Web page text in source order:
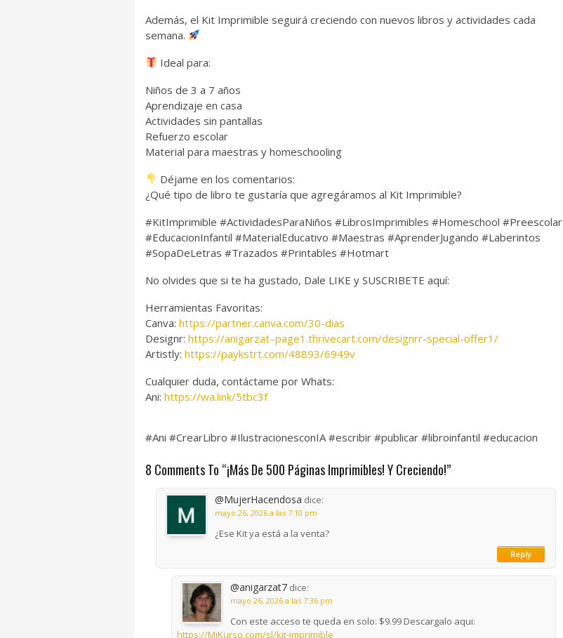
Además, el Kit Imprimible seguirá creciendo con nuevos libros y actividades cada
semana.
Ideal para:
Niños de 3 a 7 años
Aprendizaje en casa
Actividades sin pantallas
Refuerzo escolar
Material para maestras y homeschooling
Déjame en los comentarios:
¿Qué tipo de libro te gustaría que agregáramos al Kit Imprimible?
#KitImprimible #ActividadesParaNiños #LibrosImprimibles #Homeschool #Preescolar
#EducacionInfantil #MaterialEducativo #Maestras #AprenderJugando #Laberintos
#SopaDeLetras #Trazados #Printables #Hotmart
No olvides que si te ha gustado, Dale LIKE y SUSCRIBETE aquí:
Herramientas Favoritas:
Canva: https://partner.canva.com/30-dias
Designr: https://anigarzat–page1.thrivecart.com/designrr-special-offer1/
Artistly: https://paykstrt.com/48893/6949v
Cualquier duda, contáctame por Whats:
Ani: https://wa.link/5tbc3f
#Ani #CrearLibro #IlustracionesconIA #escribir #publicar #libroinfantil #educacion
8 Comments To “¡Más De 500 Páginas Imprimibles! Y Creciendo!”
@MujerHacendosa dice:
mayo 26, 2026 a las 7:10 pm
¿Ese Kit ya está a la venta?
Reply
@anigarzat7 dice:
mayo 26, 2026 a las 7:36 pm
Con este acceso te queda en solo: $9.99 Descargalo aqui:
https://MiKurso.com/sl/kit-imprimible